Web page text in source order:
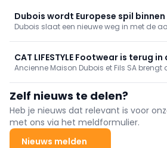
Dubois wordt Europese spil
Dubois slaat een nieuwe weg in met de
ondersteund door een sterke Britse groep
CAT LIFESTYLE Footwear is terug in
Ancienne Maison Dubois et Fils SA brengt
Zelf nieuws te delen?
Heb je nieuws dat relevant is voor
met ons via het meldformulier.
Nieuws melden